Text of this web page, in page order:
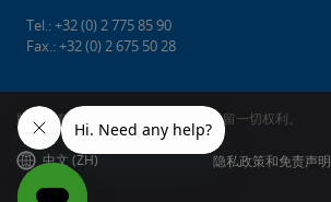
Tel.: +32 (0) 2 775 85 90
Fax.: +32 (0) 2 675 50 28
版权所有©2026 KNX协会cvba。 保留一切权利。
中文 (ZH) 隐私政策和免责声明